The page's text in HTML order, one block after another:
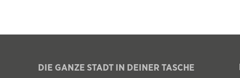
DIE GANZE STADT IN DEINER TASCHE